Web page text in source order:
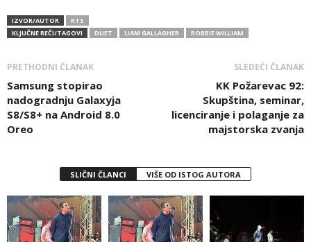
IZVOR/AUTOR
RTS
KLJUČNE REČI/TAGOVI
DUET LIAM GALLAGHER ROBBIE WILLIAM
PRETHODNI ČLANAK
Samsung stopirao
nadogradnju Galaxyja
S8/S8+ na Android 8.0
Oreo
SLEDEĆI ČLANAK
KK Požarevac 92:
Skupština, seminar,
licenciranje i polaganje za
majstorska zvanja
SLIČNI ČLANCI VIŠE OD ISTOG AUTORA